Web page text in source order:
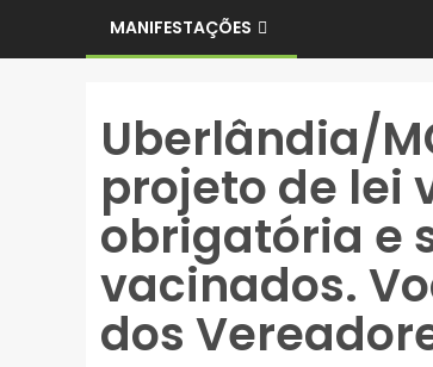
MANIFESTAÇÕES
Uberlândia/
projeto de lei
obrigatória e
vacinados.
dos